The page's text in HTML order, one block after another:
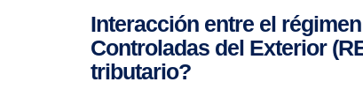
Interacción entre el
Controladas del Exterior
tributario?